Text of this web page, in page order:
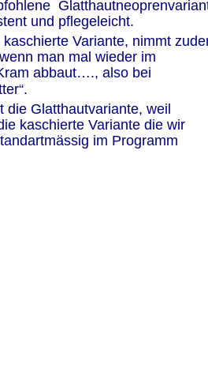
und pflegeleicht.
Variante, nimmt
man mal wieder im
abbaut…., also bei
die Glatthautvariante, weil
kaschierte Variante die wir
im Programm